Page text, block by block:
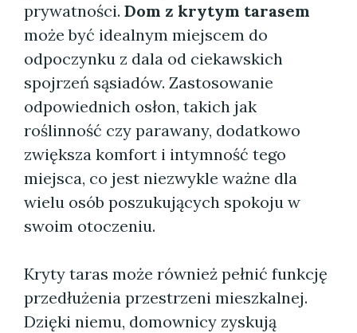
prywatności. Dom z krytym tarasem
może być idealnym miejscem do
odpoczynku z dala od ciekawskich
spojrzeń sąsiadów. Zastosowanie
odpowiednich osłon, takich jak
roślinność czy parawany, dodatkowo
zwiększa komfort i intymność tego
miejsca, co jest niezwykle ważne dla
wielu osób poszukujących spokoju w
swoim otoczeniu.
Kryty taras może również pełnić funkcję
przedłużenia przestrzeni mieszkalnej.
Dzięki niemu, domownicy zyskują